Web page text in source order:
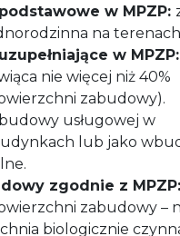
w MPZP:
na
w MPZP:
nie więcej niż 40%
zabudowy).
usługowej w
lub jako
zgodnie z MPZP:
zabudowy –
biologicznie